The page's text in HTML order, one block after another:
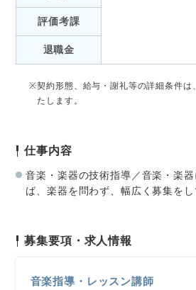
評価考課
退職金
契約形態、給与・謝礼等の詳細条件は
たします。
仕事内容
音楽・楽器の技術指導／音楽・楽
ば、楽器を問わず、幅広く募集をし
募集要項・求人情報
音楽指導・レッスン講師